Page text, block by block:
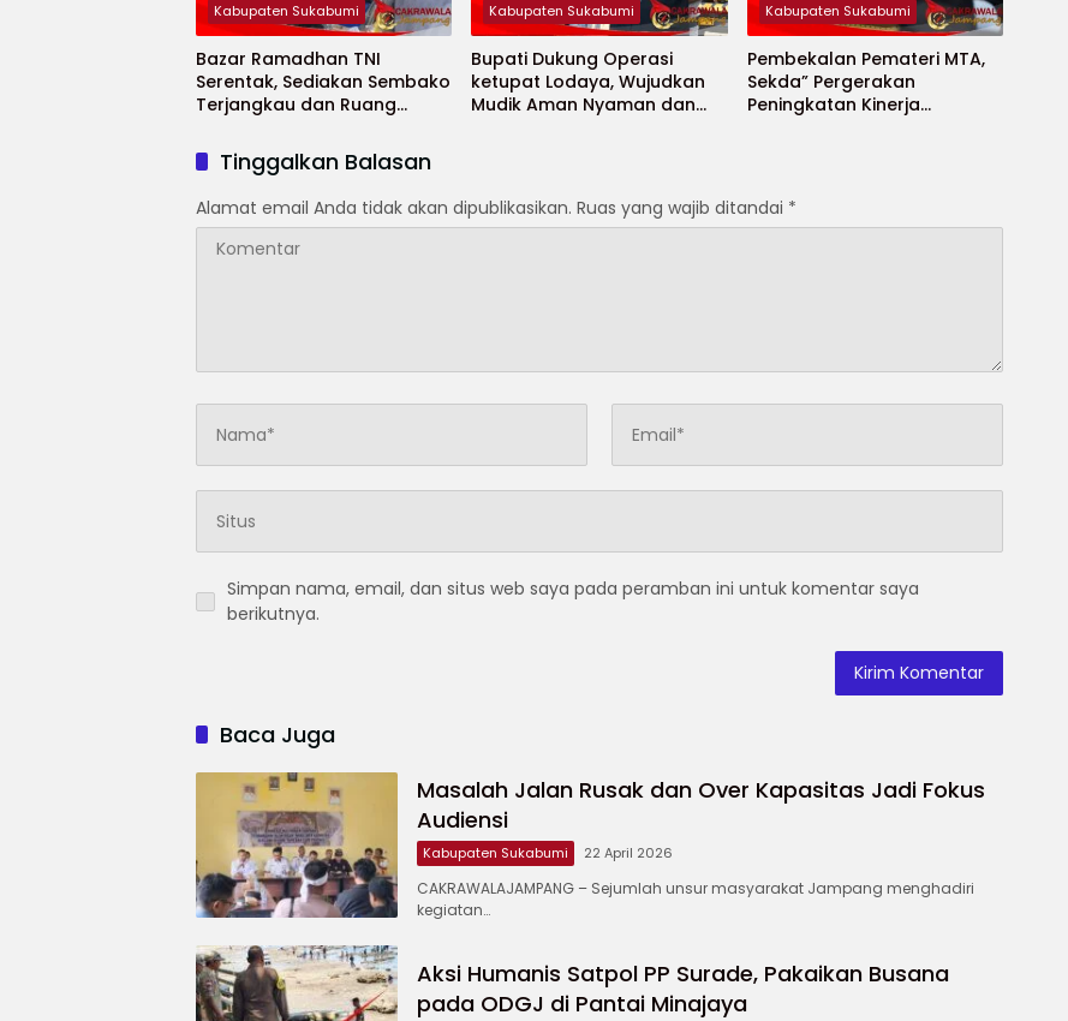
Kabupaten Sukabumi
Bazar Ramadhan TNI
Serentak, Sediakan Sembako
Terjangkau dan Ruang
Kabupaten Sukabumi
Bupati Dukung Operasi
ketupat Lodaya, Wujudkan
Mudik Aman Nyaman dan
Kabupaten Sukabumi
Pembekalan Pemateri MTA,
Sekda” Pergerakan
Peningkatan Kinerja
Tinggalkan Balasan
Alamat email Anda tidak akan dipublikasikan. Ruas yang wajib ditandai *
Simpan nama, email, dan situs web saya pada peramban ini untuk komentar saya
berikutnya.
Baca Juga
Masalah Jalan Rusak dan Over Kapasitas Jadi Fokus
Audiensi
Kabupaten Sukabumi 22 April 2026
CAKRAWALAJAMPANG – ‎Sejumlah unsur masyarakat Jampang menghadiri
kegiatan…
Aksi Humanis Satpol PP Surade, Pakaikan Busana
pada ODGJ di Pantai Minajaya